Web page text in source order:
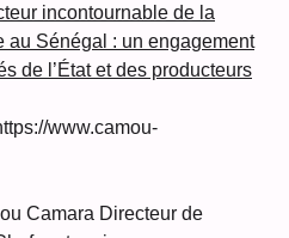
incontournable de la
au Sénégal : un engagement
de l’État et des producteurs
www.camou-
Camara Directeur de